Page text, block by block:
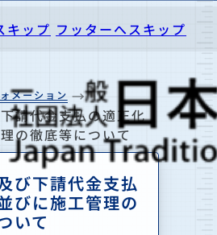
キップ フッターへスキップ
メーション
下請代金支払の適正化
理の徹底等について
び下請代金支払
びに施工管理の
いて